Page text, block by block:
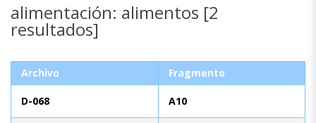
alimentación: alimentos [2
resultados]
Archivo Fragmento
D-068 A10